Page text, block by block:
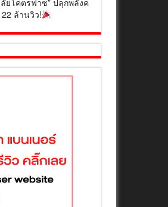
ยโคตรฟาซ” ปลุกพลังค
22 ล้านวิว!